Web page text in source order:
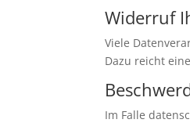
Widerruf
Viele
Dazu reicht
Im Falle